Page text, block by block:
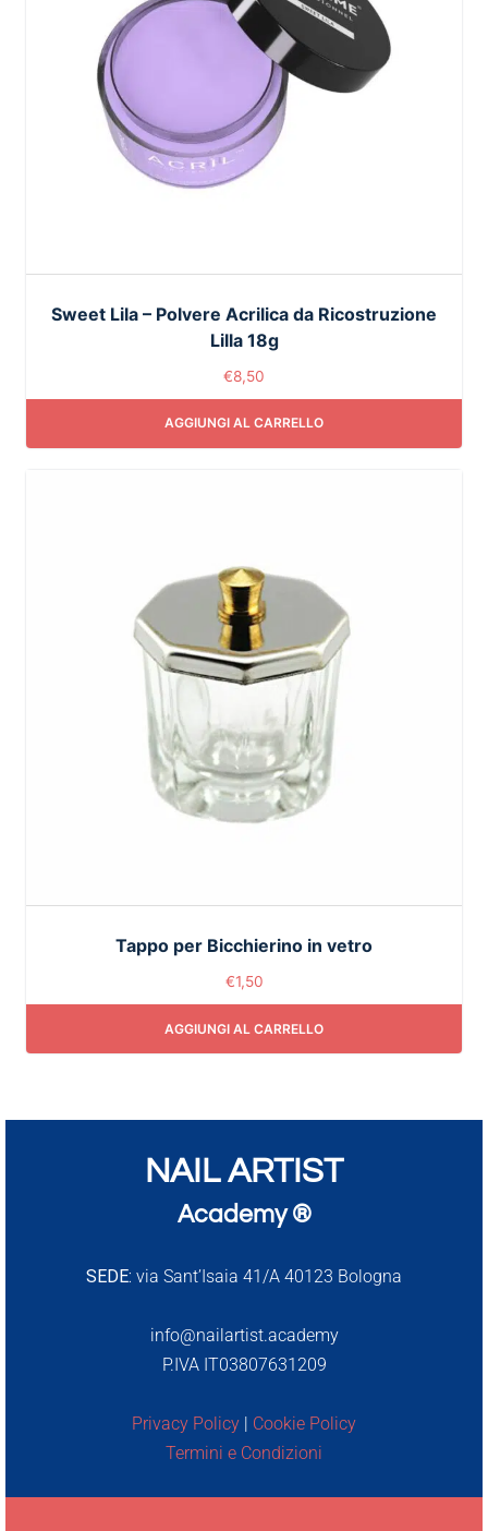
Sweet Lila – Polvere Acrilica da Ricostruzione
Lilla 18g
€8,50
AGGIUNGI AL CARRELLO
Tappo per Bicchierino in vetro
€1,50
AGGIUNGI AL CARRELLO
NAIL ARTIST
Academy ®
SEDE: via Sant’Isaia 41/A 40123 Bologna
info@nailartist.academy
P.IVA IT03807631209
Privacy Policy | Cookie Policy
Termini e Condizioni